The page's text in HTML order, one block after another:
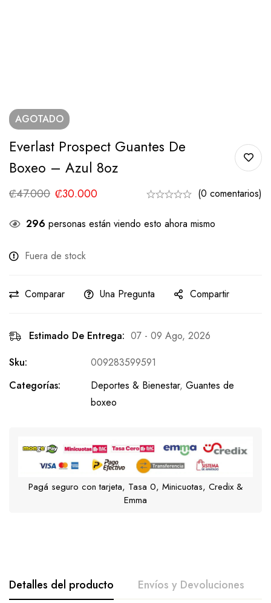
AGOTADO
Everlast Prospect Guantes De
Boxeo – Azul 8oz
₡47.000 ₡30.000 (0 comentarios)
296 personas están viendo esto ahora mismo
Fuera de stock
Comparar Una Pregunta Compartir
Estimado De Entrega: 07 - 09 Ago, 2026
Sku:
009283599591
Categorías:
Deportes & Bienestar, Guantes de
boxeo
Pagá seguro con tarjeta, Tasa 0, Minicuotas, Credix &
Emma
Detalles del producto Envíos y Devoluciones